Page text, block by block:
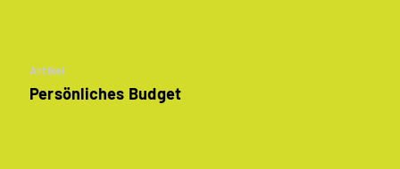
Artikel
Persönliches Budget